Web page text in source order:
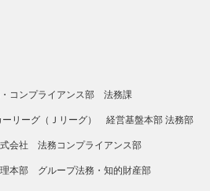
コンプライアンス部 法務課
ーリーグ（Ｊリーグ） 経営基盤本部 法務部
会社 法務コンプライアンス部
本部 グループ法務・知的財産部